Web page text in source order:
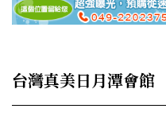
台灣真美日月潭會館